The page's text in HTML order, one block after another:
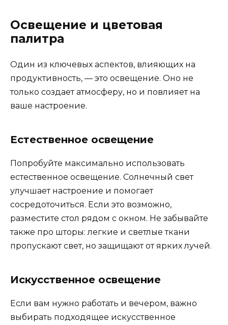
Освещение и цветовая
палитра
Один из ключевых аспектов, влияющих на
продуктивность, — это освещение. Оно не
только создает атмосферу, но и повлияет на
ваше настроение.
Естественное освещение
Попробуйте максимально использовать
естественное освещение. Солнечный свет
улучшает настроение и помогает
сосредоточиться. Если это возможно,
разместите стол рядом с окном. Не забывайте
также про шторы: легкие и светлые ткани
пропускают свет, но защищают от ярких лучей.
Искусственное освещение
Если вам нужно работать и вечером, важно
выбирать подходящее искусственное